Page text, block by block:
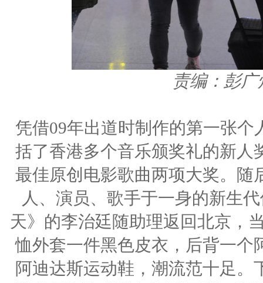
责编：彭广
凭借09年出道时制作的第一张
括了香港多个音乐颁奖礼的新人
最佳原创电影歌曲两项大奖。随
人、演员、歌手于一身的新生
天》的李治廷随助理返回北京，
恤外套一件黑色皮衣，后背一个
阿迪达斯运动鞋，潮流范十足